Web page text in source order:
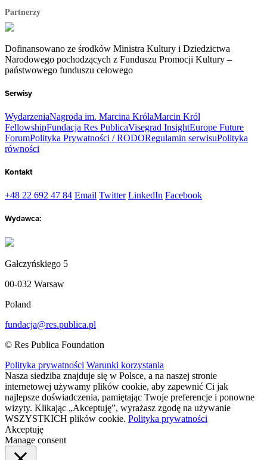
Partnerzy
Dofinansowano ze środków Ministra Kultury i Dziedzictwa
Narodowego pochodzących z Funduszu Promocji Kultury –
państwowego funduszu celowego
Serwisy
WydarzeniaNagroda im. Marcina KrólaMarcin Król
FellowshipFundacja Res PublicaVisegrad InsightEurope Future
ForumPolityka Prywatności / RODORegulamin serwisuPolityka
równości
Kontakt
+48 22 692 47 84 Email Twitter LinkedIn Facebook
Wydawca:
Gałczyńskiego 5
00-032 Warsaw
Poland
fundacja@res.publica.pl
© Res Publica Foundation
Polityka prywatności Warunki korzystania
Nasza siedziba znajduje się w Polsce, a na naszej stronie
internetowej używamy plików cookie, aby zapewnić Ci jak
najlepsze doświadczenia, pamiętając Twoje preferencje i ponowne
wizyty. Klikając „Akceptuję”, wyrażasz zgodę na używanie
WSZYSTKICH plików cookie. Polityka prywatności
Akceptuję
Manage consent